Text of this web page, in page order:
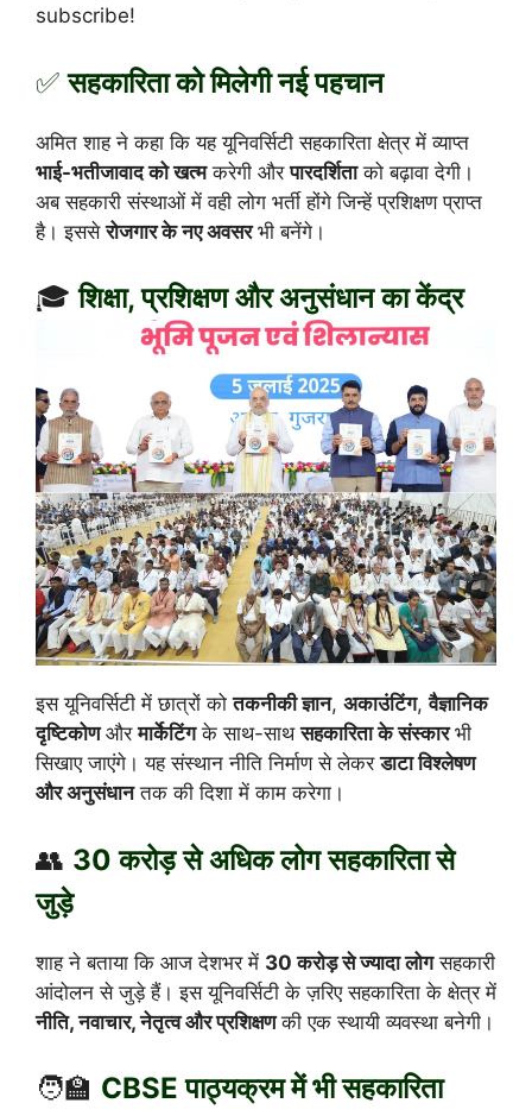
subscribe!
✅सहकारिता को मिलेगी नई पहचान
अमित शाह ने कहा कि यह यूनिवर्सिटी सहकारिता क्षेत्र में व्याप्त
भाई-भतीजावाद को खत्मकरेगी औरपारदर्शिताको बढ़ावा देगी।
अब सहकारी संस्थाओं में वही लोग भर्ती होंगे जिन्हें प्रशिक्षण प्राप्त
है। इससेरोजगार के नए अवसरभी बनेंगे।
🎓शिक्षा, प्रशिक्षण और अनुसंधान का केंद्र
इस यूनिवर्सिटी में छात्रों कोतकनीकी ज्ञान, अकाउंटिंग,वैज्ञानिक
दृष्टिकोणऔरमार्केटिंगके साथ-साथसहकारिता के संस्कारभी
सिखाए जाएंगे। यह संस्थान नीति निर्माण से लेकरडाटा विश्लेषण
और अनुसंधानतक की दिशा में काम करेगा।
👥 30 करोड़ से अधिक लोग सहकारिता से
जुड़े
शाह ने बताया कि आज देशभर में 30 करोड़ से ज्यादा लोगसहकारी
आंदोलन से जुड़े हैं। इस यूनिवर्सिटी के ज़रिए सहकारिता के क्षेत्र में
नीति, नवाचार, नेतृत्व और प्रशिक्षणकी एक स्थायी व्यवस्था बनेगी।
🧑‍🏫 CBSE पाठ्यक्रम में भी सहकारिता